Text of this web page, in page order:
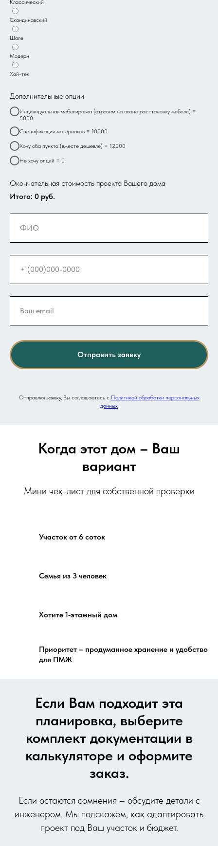
Классический
Скандинавский
Шале
Модерн
Хай-тек
Дополнительные опции
Индивидуальная мебелировка (отразим на плане расстановку мебели) =
5000
Спецификация материалов = 10000
Хочу оба пункта (вместе дешевле) = 12000
Не хочу опций = 0
Окончательная стоимость проекта Вашего дома
Итого: 0 руб.
Отправить заявку
Отправляя заявку, Вы соглашаетесь с Политикой обработки персональных
данных
Когда этот дом – Ваш
вариант
Мини чек-лист для собственной проверки
Участок от 6 соток
Семья из 3 человек
Хотите 1‑этажный дом
Приоритет – продуманное хранение и удобство
для ПМЖ
Если Вам подходит эта
планировка, выберите
комплект документации в
калькуляторе и оформите
заказ.
Если остаются сомнения – обсудите детали с
инженером. Мы подскажем, как адаптировать
проект под Ваш участок и бюджет.